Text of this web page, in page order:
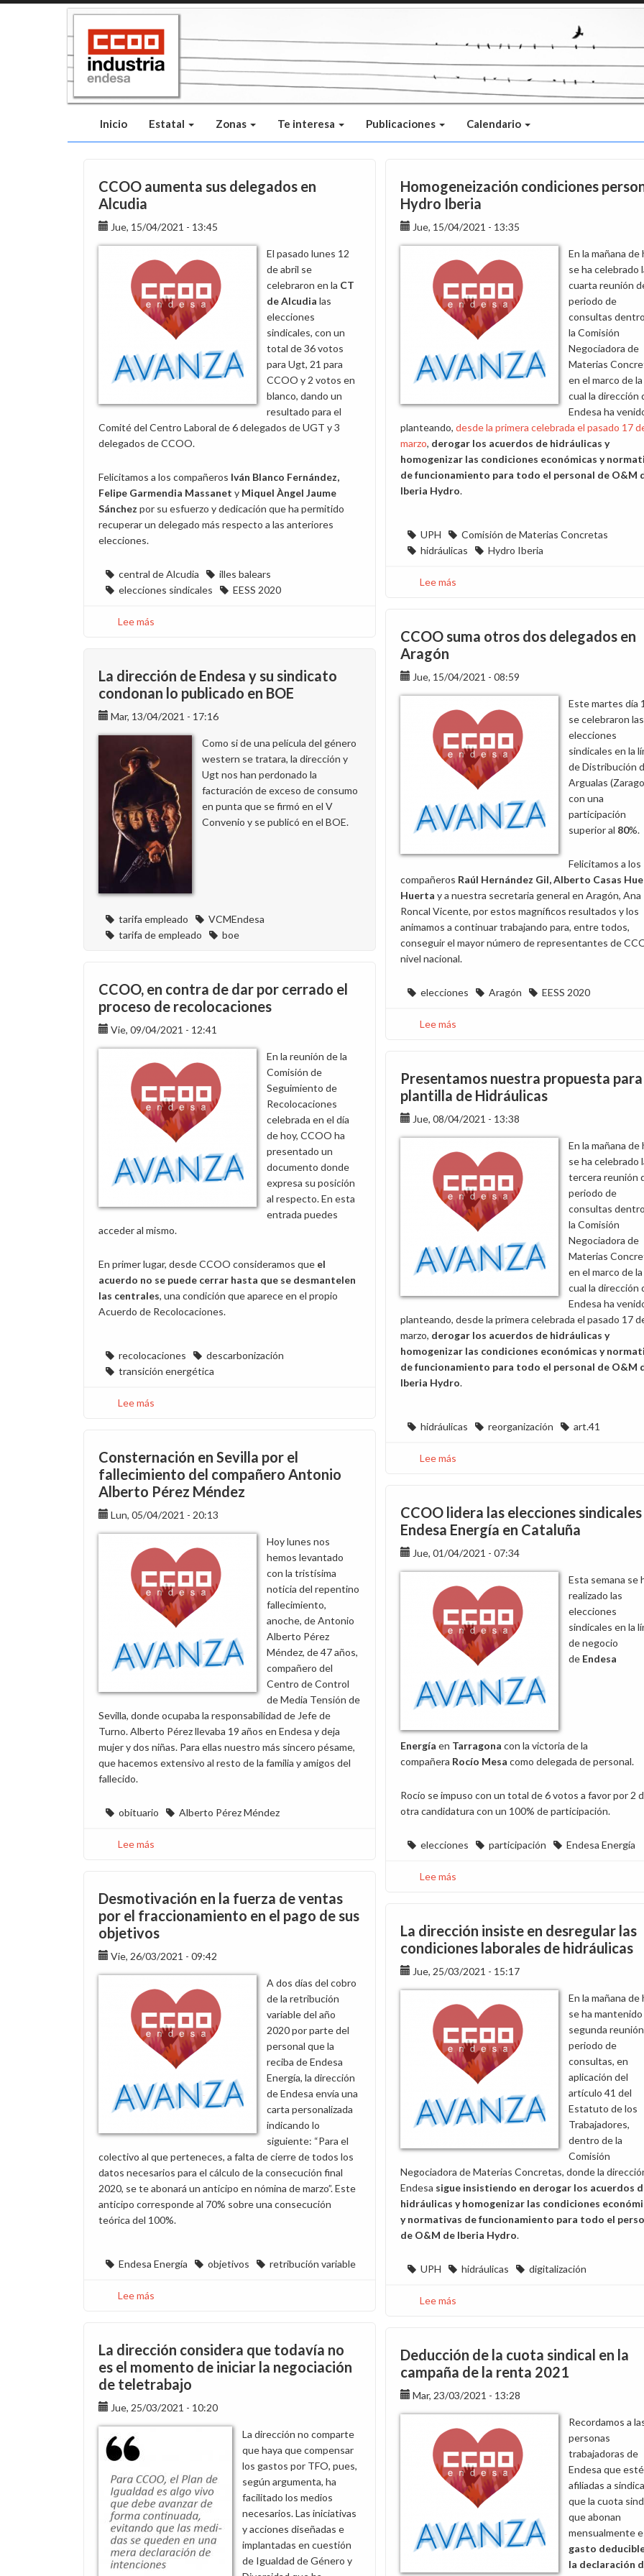
Inicio Estatal Zonas Te interesa Publicaciones Calendario
CCOO aumenta sus delegados en
Alcudia
Jue, 15/04/2021 - 13:45
El pasado lunes 12
de abril se
celebraron en la CT
de Alcudia las
elecciones
sindicales, con un
total de 36 votos
para Ugt, 21 para
CCOO y 2 votos en
blanco, dando un
resultado para el
Comité del Centro Laboral de 6 delegados de UGT y 3
delegados de CCOO.
Felicitamos a los compañeros Iván Blanco Fernández,
Felipe Garmendia Massanet y Miquel Àngel Jaume
Sánchez por su esfuerzo y dedicación que ha permitido
recuperar un delegado más respecto a las anteriores
elecciones.
central de Alcudia
illes balears
elecciones sindicales
EESS 2020
Lee más
sus
delegados
en
Alcudia
Homogeneización condiciones
Hydro Iberia
Jue, 15/04/2021 - 13:35
En la mañana de
se ha celebrado
cuarta reunión
periodo de
consultas
la Comisión
Negociadora de
Materias
en el marco de la
cual la dirección
Endesa ha
planteando, desde la primera celebrada el pasado 17
marzo, derogar los acuerdos de hidráulicas y
homogenizar las condiciones económicas y
de funcionamiento para todo el personal de O&M
Iberia Hydro.
UPH
Comisión de Materias Concretas
hidráulicas
Hydro Iberia
Lee más
personal
Hydro
CCOO suma otros dos delegados en
Aragón
Jue, 15/04/2021 - 08:59
Este martes día
se celebraron las
elecciones
sindicales en la
de Distribución
Argualas
con una
participación
superior al 80%.
Felicitamos a los
compañeros Raúl Hernández Gil,Alberto Casas
Huerta y a nuestra secretaria general en Aragón, Ana
Roncal Vicente, por estos magníficos resultados y los
animamos a continuar trabajando para, entre todos,
conseguir el mayor número de representantes de
nivel nacional.
elecciones Aragón EESS 2020
Lee más
dos
delegados
en
Aragón
La dirección de Endesa y su sindicato
condonan lo publicado en BOE
Mar, 13/04/2021 - 17:16
Como si de una película del género
western se tratara, la dirección y
Ugt nos han perdonado la
facturación de exceso de consumo
en punta que se firmó en el V
Convenio y se publicó en el BOE.
tarifa empleado
VCMEndesa
tarifa de empleado
boe
CCOO, en contra de dar por cerrado el
proceso de recolocaciones
Vie, 09/04/2021 - 12:41
En la reunión de la
Comisión de
Seguimiento de
Recolocaciones
celebrada en el día
de hoy, CCOO ha
presentado un
documento donde
expresa su posición
al respecto. En esta
entrada puedes
acceder al mismo.
En primer lugar, desde CCOO consideramos que el
acuerdo no se puede cerrar hasta que se desmantelen
las centrales, una condición que aparece en el propio
Acuerdo de Recolocaciones.
recolocaciones
descarbonización
transición energética
Lee más
contra
de
dar
por
cerrado
proceso
recolocaciones
Presentamos nuestra propuesta
plantilla de Hidráulicas
Jue, 08/04/2021 - 13:38
En la mañana de
se ha celebrado
tercera reunión
periodo de
consultas
la Comisión
Negociadora de
Materias
en el marco de la
cual la dirección
Endesa ha
planteando, desde la primera celebrada el pasado 17
marzo, derogar los acuerdos de hidráulicas y
homogenizar las condiciones económicas y
de funcionamiento para todo el personal de O&M
Iberia Hydro.
hidráulicas reorganización art.41
Lee más
propuesta
para
la
plantilla
de
Hidráulicas
Consternación en Sevilla por el
fallecimiento del compañero Antonio
Alberto Pérez Méndez
Lun, 05/04/2021 - 20:13
Hoy lunes nos
hemos levantado
con la tristísima
noticia del repentino
fallecimiento,
anoche, de Antonio
Alberto Pérez
Méndez, de 47 años,
compañero del
Centro de Control
de Media Tensión de
Sevilla, donde ocupaba la responsabilidad de Jefe de
Turno. Alberto Pérez llevaba 19 años en Endesa y deja
mujer y dos niñas. Para ellas nuestro más sincero pésame,
que hacemos extensivo al resto de la familia y amigos del
fallecido.
obituario Alberto Pérez Méndez
Lee más
Sevilla
por
el
fallecimiento
del
Antonio
Alberto
Pérez
Méndez
CCOO lidera las elecciones sindicales
Endesa Energía en Cataluña
Jue, 01/04/2021 - 07:34
Esta semana se
realizado las
elecciones
sindicales en la
de negocio
de Endesa
Energía en Tarragona con la victoria de la
compañera Rocío Mesa como delegada de personal.
Rocío se impuso con un total de 6 votos a favor por 2
otra candidatura con un 100% de participación.
elecciones participación Endesa Energía
Lee más
las
elecciones
sindicales
en
Endesa
Energía
Cataluña
Desmotivación en la fuerza de ventas
por el fraccionamiento en el pago de sus
objetivos
Vie, 26/03/2021 - 09:42
A dos días del cobro
de la retribución
variable del año
2020 por parte del
personal que la
reciba de Endesa
Energía, la dirección
de Endesa envía una
carta personalizada
indicando lo
siguiente: “Para el
colectivo al que perteneces, a falta de cierre de todos los
datos necesarios para el cálculo de la consecución final
2020, se te abonará un anticipo en nómina de marzo”. Este
anticipo corresponde al 70% sobre una consecución
teórica del 100%.
Endesa Energía objetivos retribución variable
Lee más
la
fuerza
de
ventas
por
pago
de
sus
objetivos
La dirección insiste en desregular las
condiciones laborales de hidráulicas
Jue, 25/03/2021 - 15:17
En la mañana de
se ha mantenido
segunda
periodo de
consultas, en
aplicación del
artículo 41 del
Estatuto de los
Trabajadores,
dentro de la
Comisión
Negociadora de Materias Concretas, donde la
Endesa sigue insistiendo en derogar los acuerdos
hidráulicas y homogenizar las condiciones
y normativas de funcionamiento para todo el
de O&M de Iberia Hydro.
UPH hidráulicas digitalización
Lee más
insiste
en
desregular
las
condiciones
laborales
hidráulicas
La dirección considera que todavía no
es el momento de iniciar la negociación
de teletrabajo
Jue, 25/03/2021 - 10:20
La dirección no comparte
que haya que compensar
los gastos por TFO, pues,
según argumenta, ha
facilitado los medios
necesarios. Las iniciativas
y acciones diseñadas e
implantadas en cuestión
de Igualdad de Género y
Deducción de la cuota sindical en la
campaña de la renta 2021
Mar, 23/03/2021 - 13:28
Recordamos a
personas
trabajadoras de
Endesa que
afiliadas a
que la cuota
que abonan
mensualmente
gasto
la declaración